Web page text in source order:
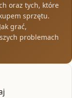
oraz tych, które
sprzętu.
grać,
problemach